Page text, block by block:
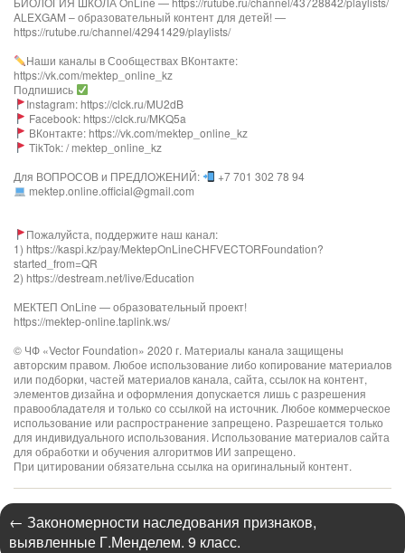
ALEXGAM – образовательный контент для детей! —
https://rutube.ru/channel/42941429/playlists/
Наши каналы в Сообществах ВКонтакте:
https://vk.com/mektep_online_kz
Подпишись
Instagram: https://clck.ru/MU2dB
Facebook: https://clck.ru/MKQ5a
ВКонтакте: https://vk.com/mektep_online_kz
TikTok: / mektep_online_kz
Для ВОПРОСОВ и ПРЕДЛОЖЕНИЙ:
+7 701 302 78 94
mektep.online.official@gmail.com
Пожалуйста, поддержите наш канал:
1) https://kaspi.kz/pay/MektepOnLineCHFVECTORFoundation?
started_from=QR
2) https://destream.net/live/Education
МЕКТЕП OnLine — образовательный проект!
https://mektep-online.taplink.ws/
© ЧФ «Vector Foundation» 2020 г. Материалы канала защищены
авторским правом. Любое использование либо копирование материалов
или подборки, частей материалов канала, сайта, ссылок на контент,
элементов дизайна и оформления допускается лишь с разрешения
правообладателя и только со ссылкой на источник. Любое коммерческое
использование или распространение запрещено. Разрешается только
для индивидуального использования. Использование материалов сайта
для обработки и обучения алгоритмов ИИ запрещено.
При цитировании обязательна ссылка на оригинальный контент.
← Закономерности наследования признаков,
выявленные Г.Менделем. 9 класс.